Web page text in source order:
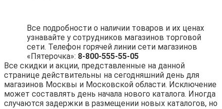
Все подробности о наличии товаров и их ценах
узнавайте у сотрудников магазинов торговой
сети. Телефон горячей линии сети магазинов
«Пятерочка»: 8-800-555-55-05
Все скидки и акции, представленные на данной
странице действительны на сегодняшний день для
магазинов Москвы и Московской области. Исключение
может составлять день начала нового каталога. Иногда
случаются задержки в размещении новых каталогов, но